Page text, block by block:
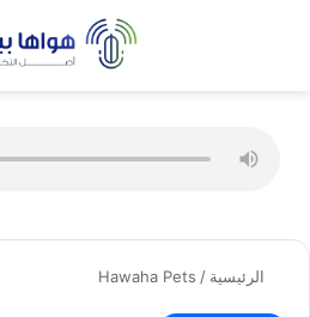
الرئيسية /
Hawaha Pets